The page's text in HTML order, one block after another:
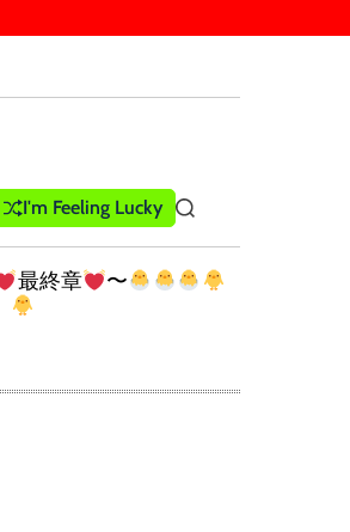
I'm Feeling Lucky
S
e
a
r
最終章
〜